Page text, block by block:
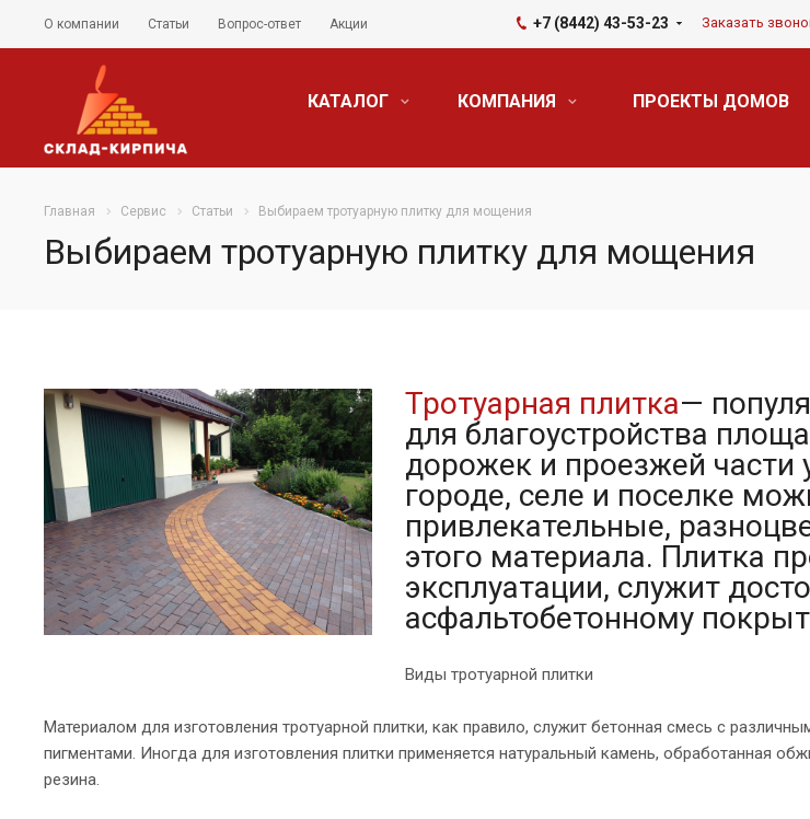
О компании Статьи Вопрос-ответ Акции +7 (8442) 43-53-23 Заказать
КАТАЛОГ КОМПАНИЯ ПРОЕКТЫ ДОМОВ
Главная Сервис Статьи Выбираем тротуарную плитку для мощения
Выбираем тротуарную плитку для мощения
Тротуарная плитка—
для благоустройства
дорожек и проезжей части
городе, селе и поселке
привлекательные,
этого материала. Плитка
эксплуатации, служит
асфальтобетонному
Виды тротуарной плитки
Материалом для изготовления тротуарной плитки, как правило, служит бетонная смесь с
пигментами. Иногда для изготовления плитки применяется натуральный камень, обработанная
резина.